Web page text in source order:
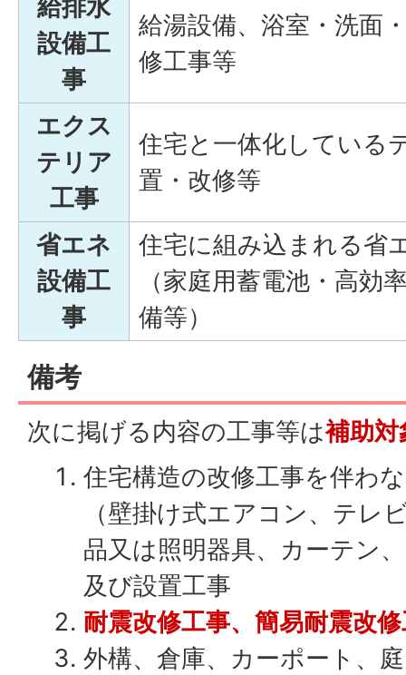
給排水
設備工
事
給湯設備、浴室・洗面
修工事等
エクス
テリア
工事
住宅と一体化している
置・改修等
省エネ
設備工
事
住宅に組み込まれる省
（家庭用蓄電池・高効
備等）
備考
次に掲げる内容の工事等は補助
住宅構造の改修工事を伴わ
（壁掛け式エアコン、テレ
品又は照明器具、カーテン
及び設置工事
耐震改修工事、簡易耐震改
外構、倉庫、カーポート、